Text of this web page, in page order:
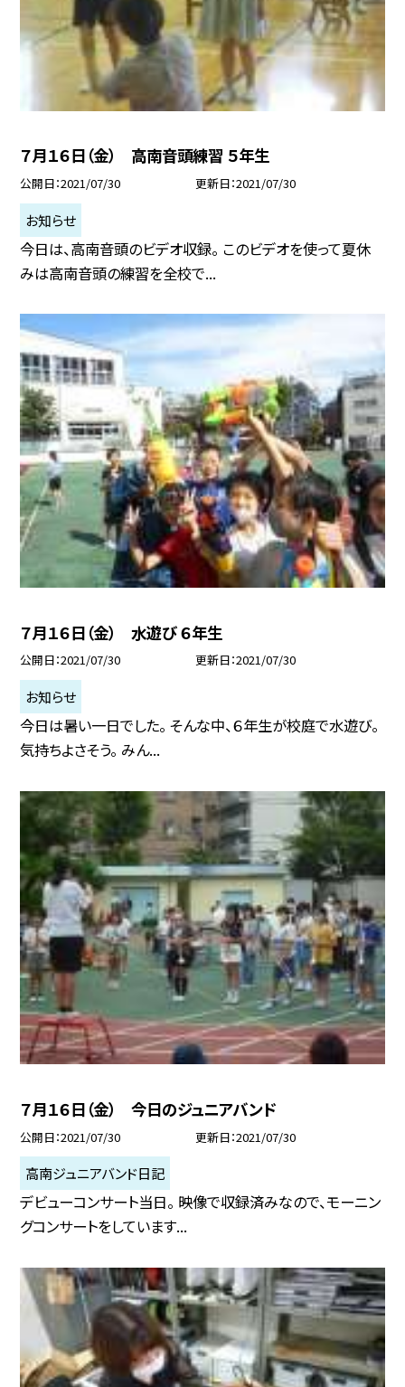
７月１６日（金） 高南音頭練習 ５年生
公開日 2021/07/30 更新日 2021/07/30
お知らせ
今日は、高南音頭のビデオ収録。 このビデオを使って夏休
みは高南音頭の練習を全校で...
７月１６日（金） 水遊び ６年生
公開日 2021/07/30 更新日 2021/07/30
お知らせ
今日は暑い一日でした。 そんな中、６年生が校庭で水遊び。
気持ちよさそう。 みん...
７月１６日（金） 今日のジュニアバンド
公開日 2021/07/30 更新日 2021/07/30
高南ジュニアバンド日記
デビューコンサート当日。 映像で収録済みなので、モーニン
グコンサートをしています...